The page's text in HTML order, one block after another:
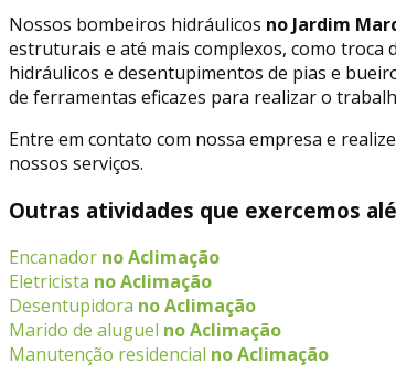
Nossos bombeiros hidráulicos no Jardim
estruturais e até mais complexos, como troca
hidráulicos e desentupimentos de pias e
de ferramentas eficazes para realizar o
Entre em contato com nossa empresa e
nossos serviços.
Outras atividades que exercemos
Encanador no Aclimação
Eletricista no Aclimação
Desentupidora no Aclimação
Marido de aluguel no Aclimação
Manutenção residencial no Aclimação